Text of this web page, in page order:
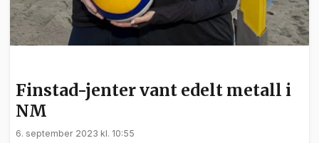
Finstad-jenter vant edelt metall i
NM
6. september 2023 kl. 10:55